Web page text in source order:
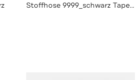
Stoffhose 9999_schwarz Tapered